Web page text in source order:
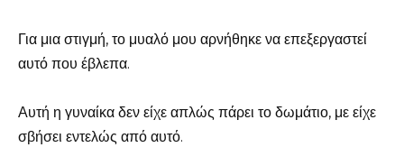
Για μια στιγμή, το μυαλό μου αρνήθηκε να επεξεργαστεί
αυτό που έβλεπα.
Αυτή η γυναίκα δεν είχε απλώς πάρει το δωμάτιο, με είχε
σβήσει εντελώς από αυτό.